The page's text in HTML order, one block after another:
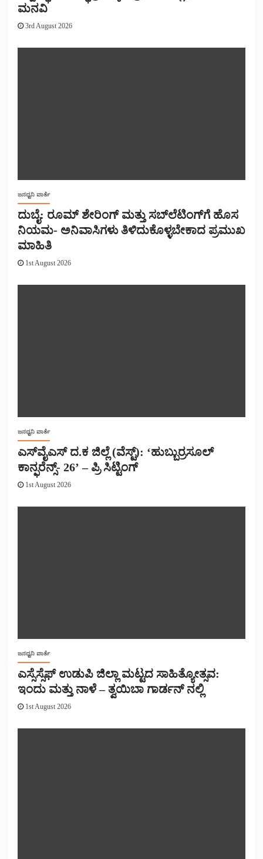
ಮನವಿ
3rd August 2026
ಜನಧ್ವನಿ ವಾರ್ತೆ
ದುಬೈ: ರೂಮ್ ಶೇರಿಂಗ್ ಮತ್ತು ಸಬ್‌ಲೆಟಿಂಗ್‌ಗೆ ಹೊಸ
ನಿಯಮ- ಅನಿವಾಸಿಗಳು ತಿಳಿದುಕೊಳ್ಳಬೇಕಾದ ಪ್ರಮುಖ
ಮಾಹಿತಿ
1st August 2026
ಜನಧ್ವನಿ ವಾರ್ತೆ
ಎಸ್‌ವೈಎಸ್ ದ.ಕ ಜಿಲ್ಲೆ (ವೆಸ್ಟ್): ‘ಹುಬ್ಬುರ್ರಸೂಲ್
ಕಾನ್ಫರೆನ್ಸ್- 26’ – ಪ್ರಿ ಸಿಟ್ಟಿಂಗ್
1st August 2026
ಜನಧ್ವನಿ ವಾರ್ತೆ
ಎಸ್ಸೆಸ್ಸೆಫ್ ಉಡುಪಿ ಜಿಲ್ಲಾ ಮಟ್ಟದ ಸಾಹಿತ್ಯೋತ್ಸವ:
ಇಂದು ಮತ್ತು ನಾಳೆ – ತ್ವಯಿಬಾ ಗಾರ್ಡನ್ ನಲ್ಲಿ
1st August 2026